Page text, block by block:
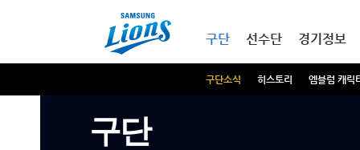
구단
구단소식 히스토리 엠블럼 캐릭
선수단 경기정보
구단